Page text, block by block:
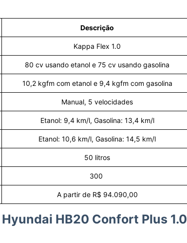
Descrição
Kappa Flex 1.0
80 cv usando etanol e 75 cv usando gasolina
10,2 kgfm com etanol e 9,4 kgfm com gasolina
Manual, 5 velocidades
Etanol: 9,4 km/l, Gasolina: 13,4 km/l
Etanol: 10,6 km/l, Gasolina: 14,5 km/l
50 litros
300
A partir de R$ 94.090,00
HB20 Confort Plus 1.0